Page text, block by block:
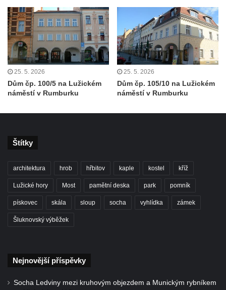
Socha Panter v ZOO Leipzig
Socha Dívka s mušlí v ZOO Leipzig
Socha Tygr v ZOO Leipzig
Socha Atlet v ZOO Leipzig
Socha Marabu v ZOO Leipzig
Busta Karla Maxe Schneidera v ZOO
Leipzig
Socha Iásón v ZOO Leipzig
Socha krokodýla v ZOO Dresden
Socha slona v ZOO Dresden
Socha Faun s medvíďaty v ZOO Dresden
Socha světce severně od Lužce nad
25. 5. 2026
Dům čp. 100/5 na Lužickém
náměstí v Rumburku
25. 5. 2026
Dům čp. 105/10 na Lužickém
náměstí v Rumburku
Štítky
architektura hrob hřbitov kaple kostel kříž
Lužické hory Most pamětní deska park pomník
pískovec skála sloup socha vyhlídka zámek
Šluknovský výběžek
Nejnovější příspěvky
Socha Ledviny mezi kruhovým objezdem a Munickým rybníkem